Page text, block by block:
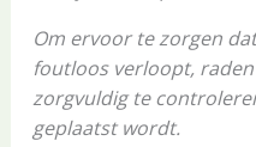
Om ervoor te zorgen
foutloos verloopt,
zorgvuldig te
geplaatst wordt.